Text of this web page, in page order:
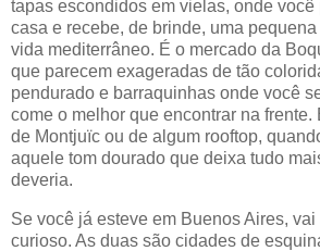
tapas escondidos em vielas, onde você
casa e recebe, de brinde, uma
vida mediterrâneo. É o mercado da
que parecem exageradas de tão
pendurado e barraquinhas onde você
come o melhor que encontrar na frente.
de Montjuïc ou de algum rooftop,
aquele tom dourado que deixa tudo
deveria.
Se você já esteve em Buenos Aires,
curioso. As duas são cidades de